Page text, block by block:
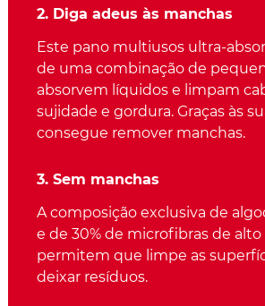
2. Diga adeus às manchas
Este pano multiusos ultra-
de uma combinação de
absorvem líquidos e limpam
sujidade e gordura. Graças às
consegue remover manchas.
3. Sem manchas
A composição exclusiva de
e de 30% de microfibras de
permitem que limpe as
deixar resíduos.